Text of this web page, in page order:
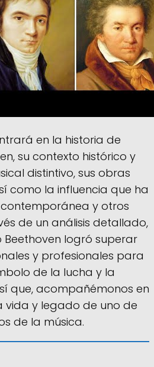
en la historia de
su contexto histórico y
distintivo, sus obras
como la influencia que ha
y otros
de un análisis detallado,
logró superar
y profesionales para
de la lucha y la
que, acompañémonos en
vida y legado de uno de
de la música.